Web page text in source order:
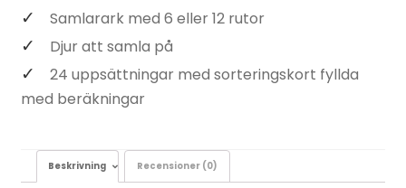
Samlarark med 6 eller 12 rutor
Djur att samla på
24 uppsättningar med sorteringskort fyllda
med beräkningar
Beskrivning Recensioner (0)